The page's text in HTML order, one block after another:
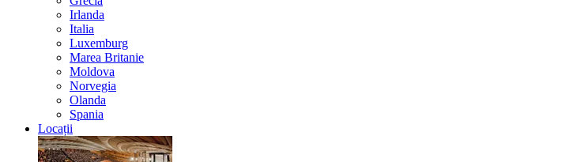
Irlanda
Italia
Luxemburg
Marea Britanie
Moldova
Norvegia
Olanda
Spania
Locații